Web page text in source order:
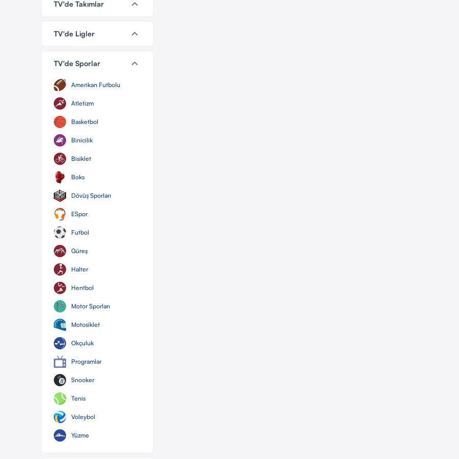
TV'de Takımlar keyboard_arrow_down
TV'de Ligler keyboard_arrow_down
TV'de Sporlar keyboard_arrow_down
Amerikan Futbolu
Atletizm
Basketbol
Binicilik
Bisiklet
Boks
Dövüş Sporları
ESpor
Futbol
Güreş
Halter
Hentbol
Motor Sporları
Motosiklet
Okçuluk
Programlar
Snooker
Tenis
Voleybol
Yüzme